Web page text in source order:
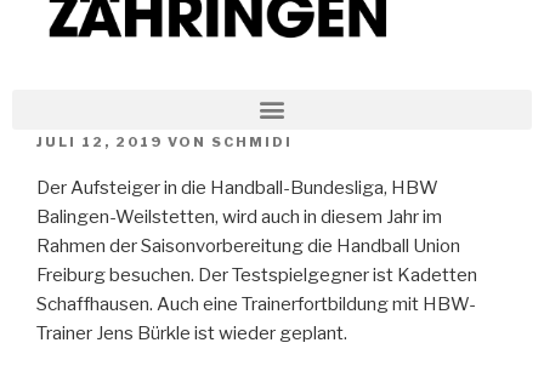
JULI 12, 2019 VON SCHMIDI
Der Aufsteiger in die Handball-Bundesliga, HBW
Balingen-Weilstetten, wird auch in diesem Jahr im
Rahmen der Saisonvorbereitung die Handball Union
Freiburg besuchen. Der Testspielgegner ist Kadetten
Schaffhausen. Auch eine Trainerfortbildung mit HBW-
Trainer Jens Bürkle ist wieder geplant.